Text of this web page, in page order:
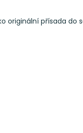
originální přísada do